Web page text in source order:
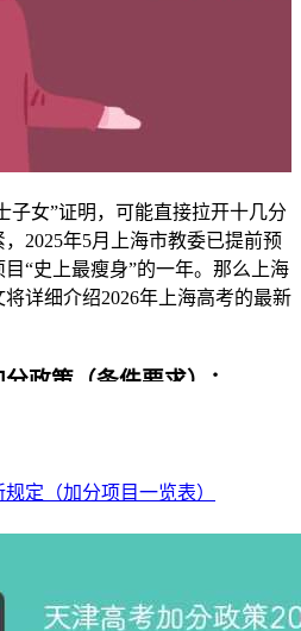
子女”证明，可能直接拉开十几分
2025年5月上海市教委已提前预
“史上最瘦身”的一年。那么上海
详细介绍2026年上海高考的最新
政策（条件要求）：
加分政策，具体分类如下：
上或被战区（原大军区）以上单
10分；
定（加分项目一览表）